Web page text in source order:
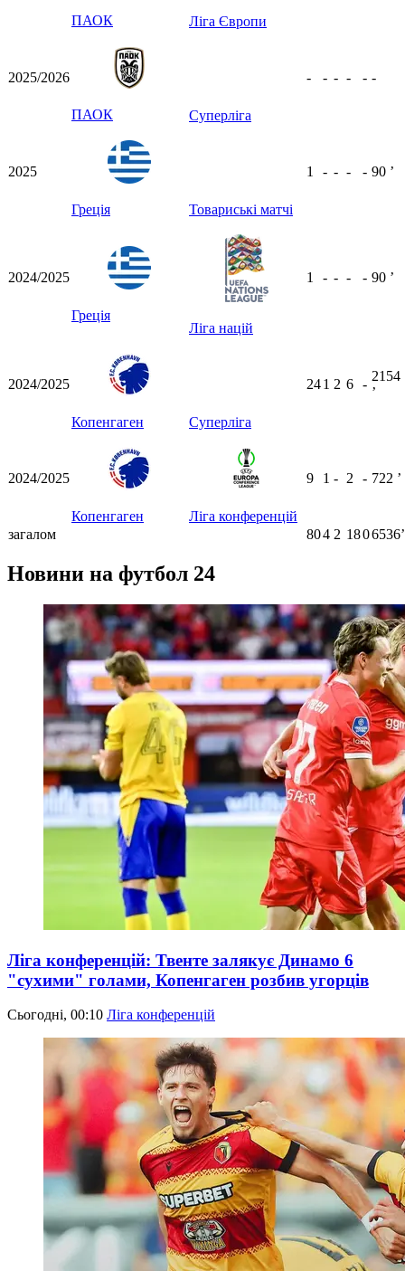
ПАОК Ліга Європи
2025/2026
ПАОК Суперліга
- - - - - -
2025
Греція Товариські матчі
1 - - - - 90 ʼ
2024/2025
Греція
Ліга націй
1 - - - - 90 ʼ
2024/2025
Копенгаген Суперліга
241 2 6 -
2154
ʼ
2024/2025
Копенгаген Ліга конференцій
9 1 - 2 - 722 ʼ
загалом 804 2 1806536ʼ
Новини на футбол 24
Ліга конференцій: Твенте залякує Динамо 6
"сухими" голами, Копенгаген розбив угорців
Сьогодні, 00:10 Ліга конференцій